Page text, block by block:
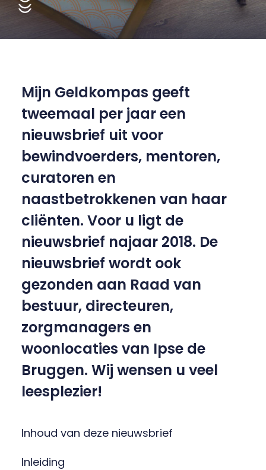
Mijn Geldkompas geeft
tweemaal per jaar een
nieuwsbrief uit voor
bewindvoerders, mentoren,
curatoren en
naastbetrokkenen van haar
cliënten. Voor u ligt de
nieuwsbrief najaar 2018. De
nieuwsbrief wordt ook
gezonden aan Raad van
bestuur, directeuren,
zorgmanagers en
woonlocaties van Ipse de
Bruggen. Wij wensen u veel
leesplezier!
Inhoud van deze nieuwsbrief
Inleiding